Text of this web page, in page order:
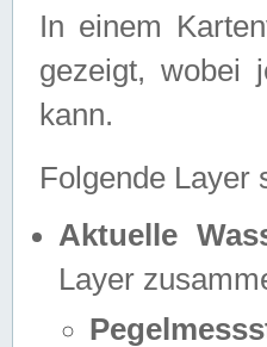
In einem
gezeigt, wobei
kann.
Folgende Layer
Aktuelle
Layer